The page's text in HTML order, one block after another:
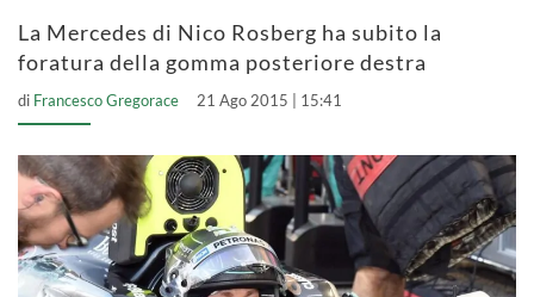
La Mercedes di Nico Rosberg ha subito la
foratura della gomma posteriore destra
di Francesco Gregorace 21 Ago 2015 | 15:41